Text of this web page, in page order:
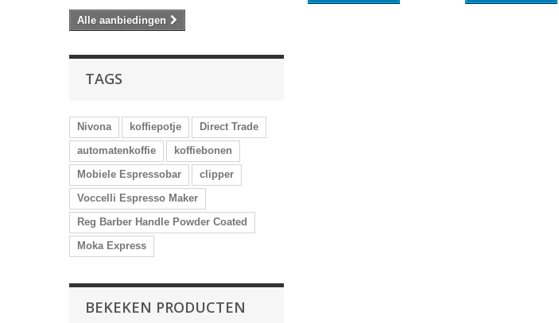
Alle aanbiedingen
TAGS
Nivona koffiepotje
Direct Trade
automatenkoffie
koffiebonen
Mobiele Espressobar
clipper
Voccelli Espresso Maker
Reg Barber Handle Powder Coated
Moka Express
BEKEKEN PRODUCTEN